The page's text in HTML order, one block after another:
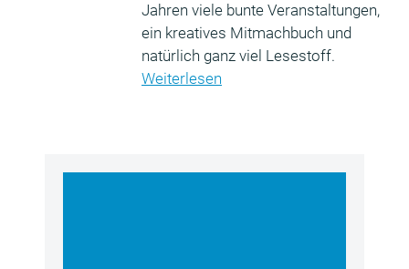
Jahren viele bunte Veranstaltungen,
ein kreatives Mitmachbuch und
natürlich ganz viel Lesestoff.
Weiterlesen